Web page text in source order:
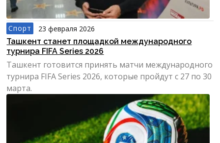
Спорт
23 февраля 2026
Ташкент станет площадкой международного
турнира FIFA Series 2026
Ташкент готовится принять матчи международного
турнира FIFA Series 2026, которые пройдут с 27 по 30
марта.